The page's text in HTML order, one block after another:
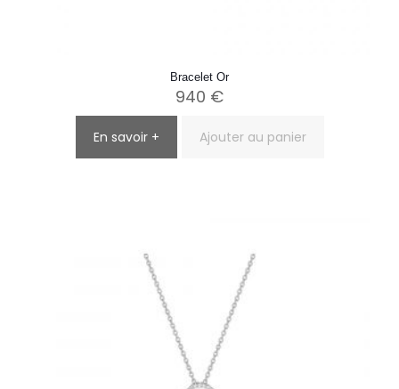
Bracelet Or
940 €
En savoir + Ajouter au panier